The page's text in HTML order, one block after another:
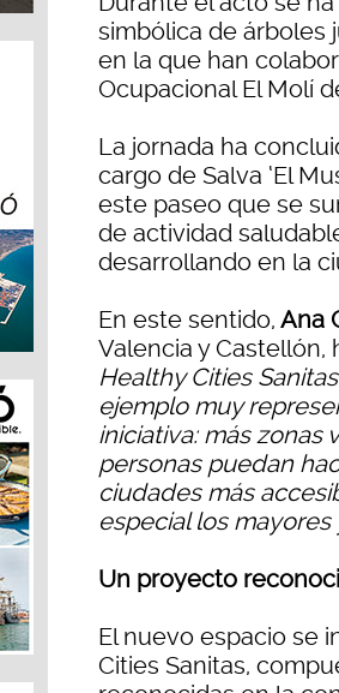
simbólica de árboles
en la que han
Ocupacional El Molí
La jornada ha
cargo de Salva ‘El
este paseo que se
de actividad
desarrollando en la
En este sentido, Ana
Valencia y Castellón,
Healthy Cities
ejemplo muy
iniciativa: más zonas
personas puedan
ciudades más
especial los
Un proyecto
El nuevo espacio se
Cities Sanitas,